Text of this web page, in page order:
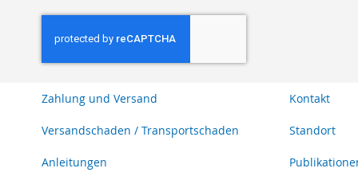
Zahlung und Versand
Versandschaden / Transportschaden
Anleitungen
Kontakt
Standort